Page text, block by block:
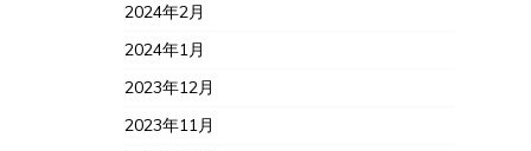
2024年2月
2024年1月
2023年12月
2023年11月